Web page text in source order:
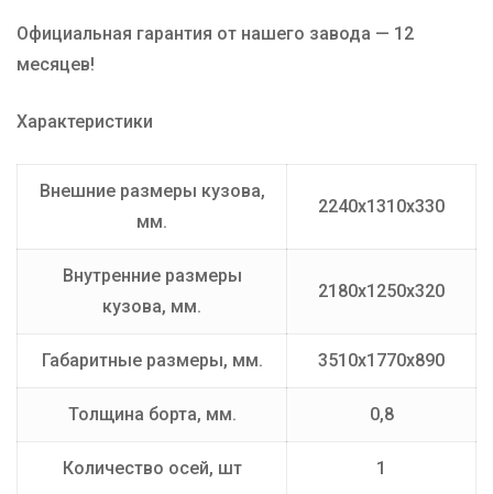
Официальная гарантия от нашего завода — 12
месяцев!
Характеристики
Внешние размеры кузова,
мм.
2240х1310х330
Внутренние размеры
кузова, мм.
2180х1250х320
Габаритные размеры, мм. 3510х1770х890
Толщина борта, мм. 0,8
Количество осей, шт 1